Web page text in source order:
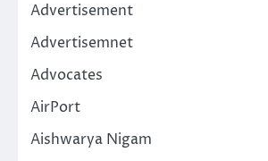
Advertisement
Advertisemnet
Advocates
AirPort
Aishwarya Nigam